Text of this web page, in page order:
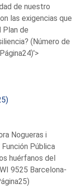
de nuestro
las exigencias que
Plan de
(Número de
Nogueras i
Pública
huérfanos del
9525 Barcelona-